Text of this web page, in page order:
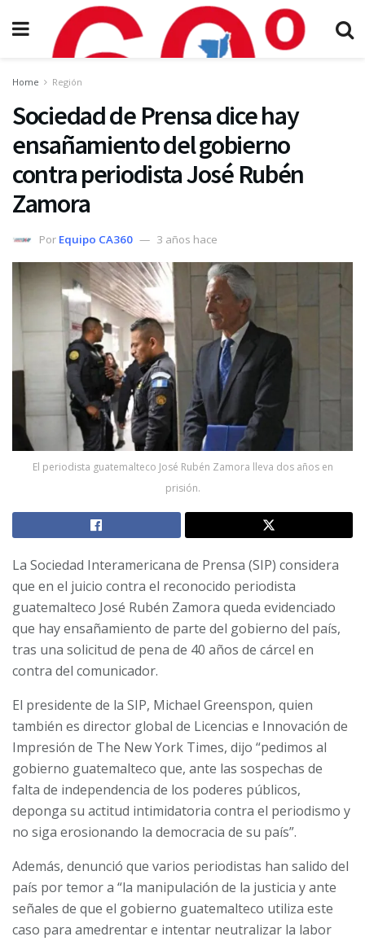
Home Región
Sociedad de Prensa dice hay
ensañamiento del gobierno
contra periodista José Rubén
Zamora
Por Equipo CA360 3 años hace
El periodista guatemalteco José Rubén Zamora lleva dos años en
prisión.
La Sociedad Interamericana de Prensa (SIP) considera
que en el juicio contra el reconocido periodista
guatemalteco José Rubén Zamora queda evidenciado
que hay ensañamiento de parte del gobierno del país,
tras una solicitud de pena de 40 años de cárcel en
contra del comunicador.
El presidente de la SIP, Michael Greenspon, quien
también es director global de Licencias e Innovación de
Impresión de The New York Times, dijo “pedimos al
gobierno guatemalteco que, ante las sospechas de
falta de independencia de los poderes públicos,
deponga su actitud intimidatoria contra el periodismo y
no siga erosionando la democracia de su país”.
Además, denunció que varios periodistas han salido del
país por temor a “la manipulación de la justicia y ante
señales de que el gobierno guatemalteco utiliza este
caso para amedrentar e intentar neutralizar la labor